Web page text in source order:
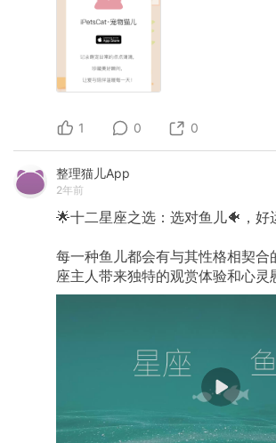
1 0 0
整理猫儿App
2年前
🌟十二星座之选：选对鱼儿🐠，好
每一种鱼儿都会有与其性格相契合
座主人带来独特的观赏体验和心灵